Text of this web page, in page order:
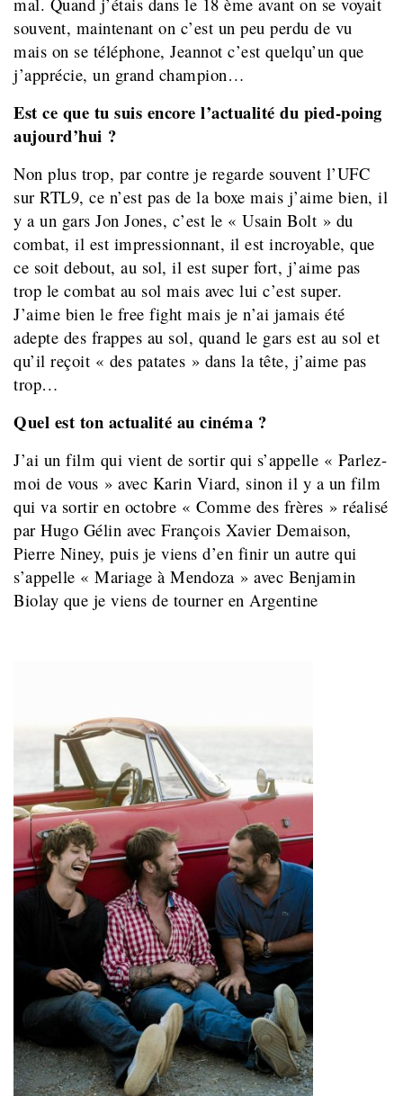
souvent, maintenant on c’est un peu perdu de vu
mais on se téléphone, Jeannot c’est quelqu’un que
j’apprécie, un grand champion…
Est ce que tu suis encore l’actualité du pied-poing
aujourd’hui ?
Non plus trop, par contre je regarde souvent l’UFC
sur RTL9, ce n’est pas de la boxe mais j’aime bien, il
y a un gars Jon Jones, c’est le « Usain Bolt » du
combat, il est impressionnant, il est incroyable, que
ce soit debout, au sol, il est super fort, j’aime pas
trop le combat au sol mais avec lui c’est super.
J’aime bien le free fight mais je n’ai jamais été
adepte des frappes au sol, quand le gars est au sol et
qu’il reçoit « des patates » dans la tête, j’aime pas
trop…
Quel est ton actualité au cinéma ?
J’ai un film qui vient de sortir qui s’appelle « Parlez-
moi de vous » avec Karin Viard, sinon il y a un film
qui va sortir en octobre « Comme des frères » réalisé
par Hugo Gélin avec François Xavier Demaison,
Pierre Niney, puis je viens d’en finir un autre qui
s’appelle « Mariage à Mendoza » avec Benjamin
Biolay que je viens de tourner en Argentine